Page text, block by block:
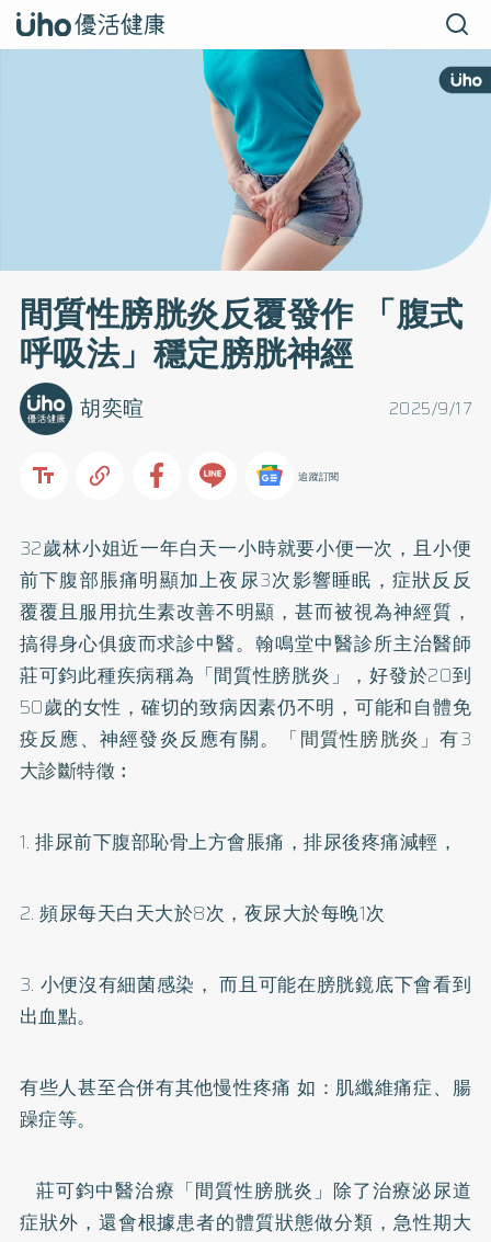
間質性膀胱炎反覆發作 「腹式
呼吸法」穩定膀胱神經
2025/9/17
胡奕暄
追蹤訂閱
32歲林小姐近一年白天一小時就要小便一次，且小便
前下腹部脹痛明顯加上夜尿3次影響睡眠，症狀反反
覆覆且服用抗生素改善不明顯，甚而被視為神經質，
搞得身心俱疲而求診中醫。翰鳴堂中醫診所主治醫師
莊可鈞此種疾病稱為「間質性膀胱炎」，好發於20到
50歲的女性，確切的致病因素仍不明，可能和自體免
疫反應、神經發炎反應有關。
「間質性膀胱炎」有3
大診斷特徵︰
1. 排尿前下腹部恥骨上方會脹痛，排尿後疼痛減輕，
2. 頻尿每天白天大於8次，夜尿大於每晚1次
3. 小便沒有細菌感染， 而且可能在膀胱鏡底下會看到
出血點。
有些人甚至合併有其他慢性疼痛 如：肌纖維痛症、腸
躁症等。
莊可鈞中醫治療「間質性膀胱炎」除了治療泌尿道
症狀外，還會根據患者的體質狀態做分類，急性期大